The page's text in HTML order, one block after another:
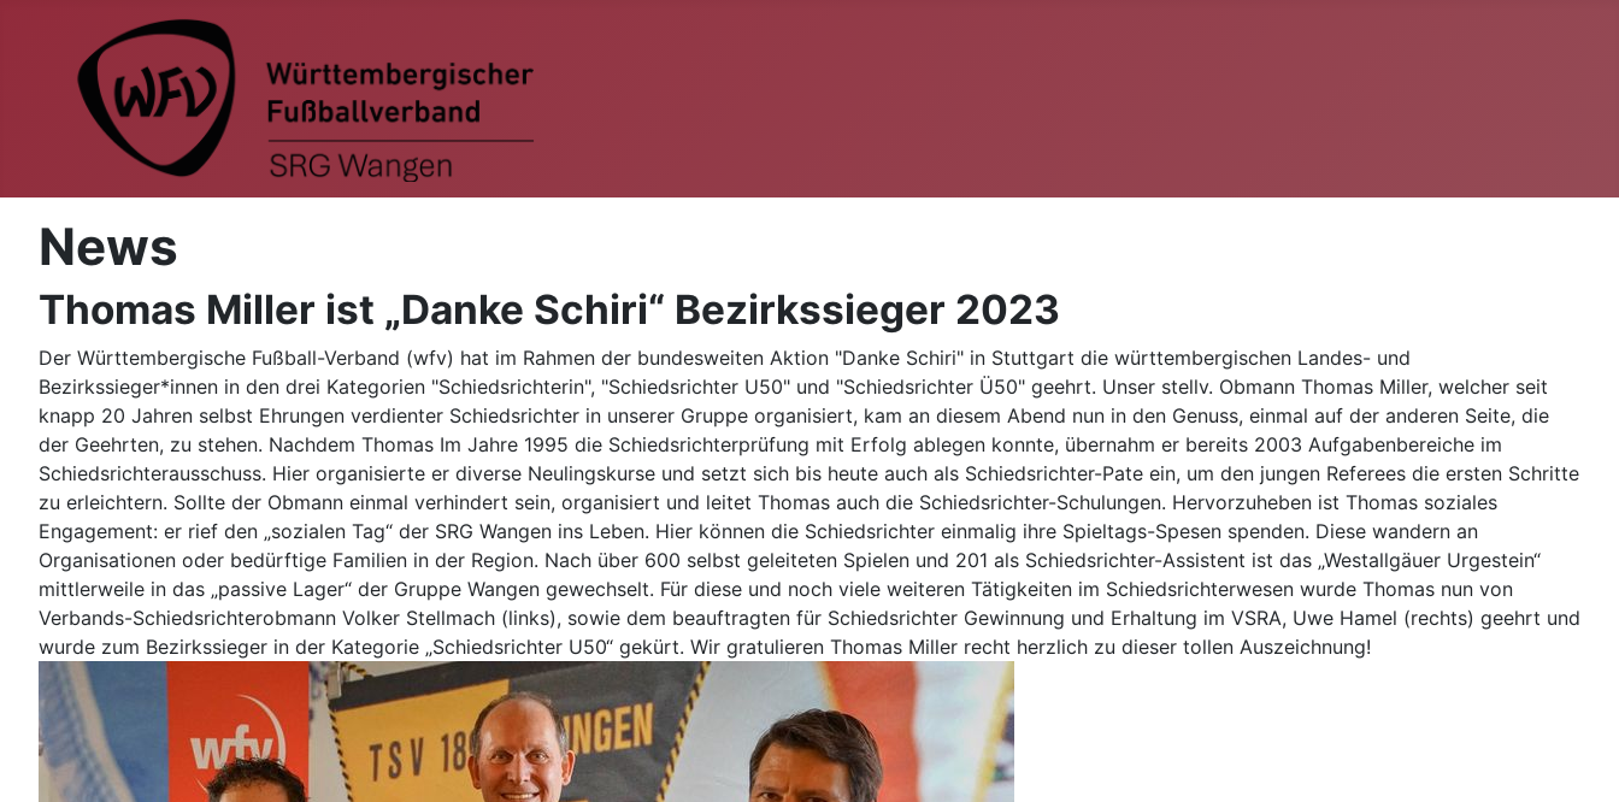
News
Thomas Miller ist „Danke Schiri“ Bezirkssieger 2023
Der Württembergische Fußball-Verband (wfv) hat im Rahmen der bundesweiten Aktion "Danke Schiri" in Stuttgart die württembergischen Landes- und
Bezirkssieger*innen in den drei Kategorien "Schiedsrichterin", "Schiedsrichter U50" und "Schiedsrichter Ü50" geehrt. Unser stellv. Obmann Thomas Miller, welcher seit
knapp 20 Jahren selbst Ehrungen verdienter Schiedsrichter in unserer Gruppe organisiert, kam an diesem Abend nun in den Genuss, einmal auf der anderen Seite, die
der Geehrten, zu stehen. Nachdem Thomas Im Jahre 1995 die Schiedsrichterprüfung mit Erfolg ablegen konnte, übernahm er bereits 2003 Aufgabenbereiche im
Schiedsrichterausschuss. Hier organisierte er diverse Neulingskurse und setzt sich bis heute auch als Schiedsrichter-Pate ein, um den jungen Referees die ersten Schritte
zu erleichtern. Sollte der Obmann einmal verhindert sein, organisiert und leitet Thomas auch die Schiedsrichter-Schulungen. Hervorzuheben ist Thomas soziales
Engagement: er rief den „sozialen Tag“ der SRG Wangen ins Leben. Hier können die Schiedsrichter einmalig ihre Spieltags-Spesen spenden. Diese wandern an
Organisationen oder bedürftige Familien in der Region. Nach über 600 selbst geleiteten Spielen und 201 als Schiedsrichter-Assistent ist das „Westallgäuer Urgestein“
mittlerweile in das „passive Lager“ der Gruppe Wangen gewechselt. Für diese und noch viele weiteren Tätigkeiten im Schiedsrichterwesen wurde Thomas nun von
Verbands-Schiedsrichterobmann Volker Stellmach (links), sowie dem beauftragten für Schiedsrichter Gewinnung und Erhaltung im VSRA, Uwe Hamel (rechts) geehrt und
wurde zum Bezirkssieger in der Kategorie „Schiedsrichter U50“ gekürt. Wir gratulieren Thomas Miller recht herzlich zu dieser tollen Auszeichnung!